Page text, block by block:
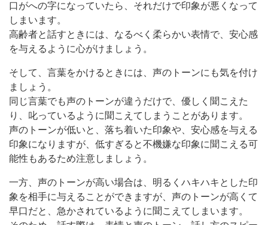
口がへの字になっていたら、それだけで印象が悪くなって
しまいます。
高齢者と話すときには、なるべく柔らかい表情で、安心感
を与えるように心がけましょう。
そして、言葉をかけるときには、声のトーンにも気を付け
ましょう。
同じ言葉でも声のトーンが違うだけで、優しく聞こえた
り、叱っているように聞こえてしまうことがあります。
声のトーンが低いと、落ち着いた印象や、安心感を与える
印象になりますが、低すぎると不機嫌な印象に聞こえる可
能性もあるため注意しましょう。
一方、声のトーンが高い場合は、明るくハキハキとした印
象を相手に与えることができますが、声のトーンが高くて
早口だと、急かされているように聞こえてしまいます。